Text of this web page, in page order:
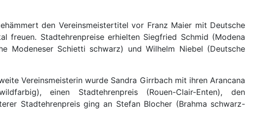
den Vereinsmeistertitel vor Franz Maier mit Deutsche
freuen. Stadtehrenpreise erhielten Siegfried Schmid (Modena
Modeneser Schietti schwarz) und Wilhelm Niebel (Deutsche
Vereinsmeisterin wurde Sandra Girrbach mit ihren Arancana
einen Stadtehrenpreis (Rouen-Clair-Enten), den
Stadtehrenpreis ging an Stefan Blocher (Brahma schwarz-